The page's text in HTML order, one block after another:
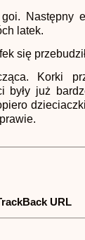
Następny
latek.
się
Korki
były już
URL